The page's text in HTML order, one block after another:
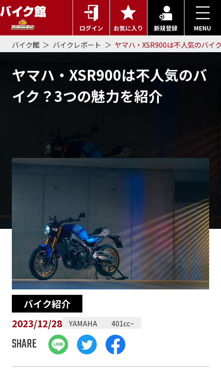
ログイン お気に入り 新規登録 MENU
バイク館 バイクレポート ヤマハ・XSR900は不人気のバイ
ヤマハ・XSR900は不人気のバ
イク？3つの魅力を紹介
バイク紹介
2023/12/28
YAMAHA 401cc~
SHARE